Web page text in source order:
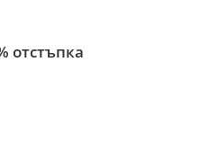
отстъпка